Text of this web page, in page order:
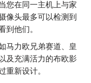
您在同一主机上与家
像头最多可以检测到
到他们。
马力欧兄弟赛道、皇
及充满活力的布欧影
重新设计。